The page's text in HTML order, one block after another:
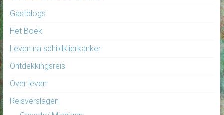
Gastblogs
Het Boek
Leven na schildklierkanker
Ontdekkingsreis
Over leven
Reisverslagen